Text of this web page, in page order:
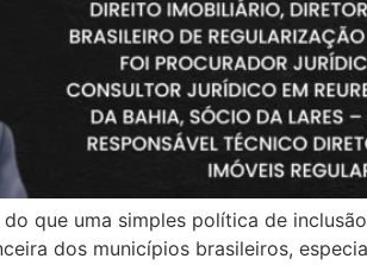
que uma simples política de
dos municípios brasileiros,